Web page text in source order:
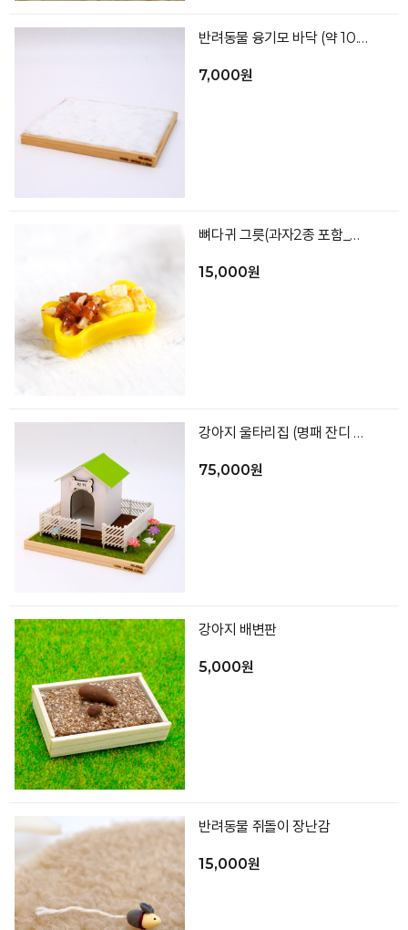
반려동물 융기모 바닥 (약 10.5x9)
7,000원
뼈다귀 그릇(과자2종 포함_색상랜덤)
15,000원
강아지 울타리집 (명패 잔디 포함 색상랜덤)
75,000원
강아지 배변판
5,000원
반려동물 쥐돌이 장난감
15,000원